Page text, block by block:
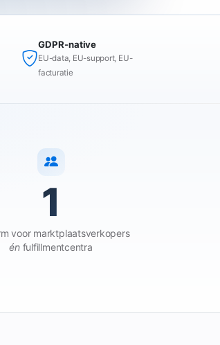
GDPR-native
EU-data, EU-support, EU-
facturatie
1
voor marktplaatsverkopers
énfulfillmentcentra